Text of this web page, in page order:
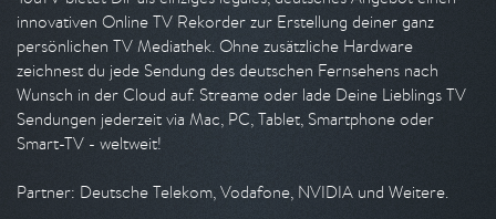
innovativen Online TV Rekorder zur Erstellung deiner ganz
persönlichen TV Mediathek. Ohne zusätzliche Hardware
zeichnest du jede Sendung des deutschen Fernsehens nach
Wunsch in der Cloud auf. Streame oder lade Deine Lieblings TV
Sendungen jederzeit via Mac, PC, Tablet, Smartphone oder
Smart-TV - weltweit!
Partner: Deutsche Telekom, Vodafone, NVIDIA und Weitere.